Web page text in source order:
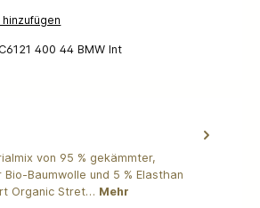
400 44 BMW Int
von 95 % gekämmter,
Baumwolle und 5 % Elasthan
Organic Stret… Mehr